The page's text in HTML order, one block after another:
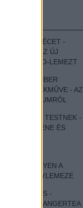
A LÉCET -
AZ ÚJ
THE HERO-LEMEZT
VÉNEMBER
REMEKMŰVE - AZ
DYLAN-ALBUMRÓL
ÉS TESTNEK -
NÉPZENE ÉS
- ILYEN A
ÚJ NAGYLEMEZE
NERVES -
MEG AZ ANGERTEA